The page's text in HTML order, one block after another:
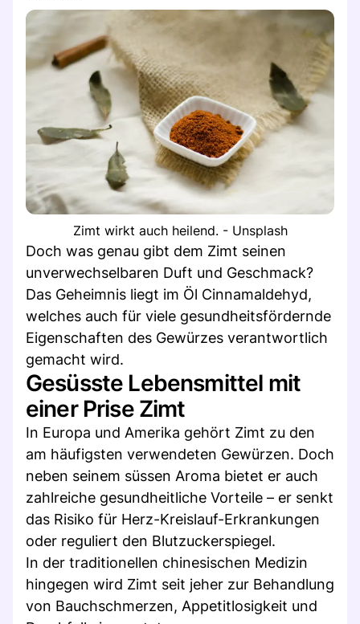
Zimt wirkt auch heilend. - Unsplash
Doch was genau gibt dem Zimt seinen
unverwechselbaren Duft und Geschmack?
Das Geheimnis liegt im Öl Cinnamaldehyd,
welches auch für viele gesundheitsfördernde
Eigenschaften des Gewürzes verantwortlich
gemacht wird.
Gesüsste Lebensmittel mit
einer Prise Zimt
In Europa und Amerika gehört Zimt zu den
am häufigsten verwendeten Gewürzen. Doch
neben seinem süssen Aroma bietet er auch
zahlreiche gesundheitliche Vorteile – er senkt
das Risiko für Herz-Kreislauf-Erkrankungen
oder reguliert den Blutzuckerspiegel.
In der traditionellen chinesischen Medizin
hingegen wird Zimt seit jeher zur Behandlung
von Bauchschmerzen, Appetitlosigkeit und